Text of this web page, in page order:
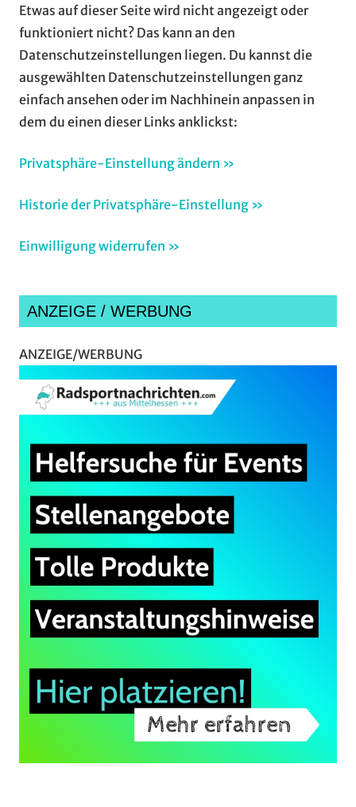
Etwas auf dieser Seite wird nicht angezeigt oder
funktioniert nicht? Das kann an den
Datenschutzeinstellungen liegen. Du kannst die
ausgewählten Datenschutzeinstellungen ganz
einfach ansehen oder im Nachhinein anpassen in
dem du einen dieser Links anklickst:
Privatsphäre-Einstellung ändern »
Historie der Privatsphäre-Einstellung »
Einwilligung widerrufen »
ANZEIGE / WERBUNG
ANZEIGE/WERBUNG